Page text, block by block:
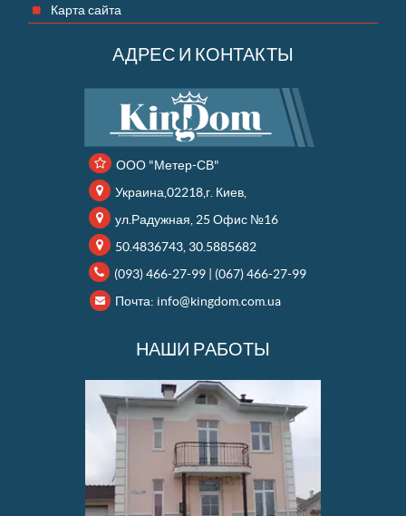
Карта сайта
АДРЕС И КОНТАКТЫ
ООО "Метер-СВ"
Украина,02218,г. Киев,
ул.Радужная, 25 Офис №16
50.4836743, 30.5885682
(093) 466-27-99
(067) 466-27-99
Почта: info@kingdom.com.ua
НАШИ РАБОТЫ